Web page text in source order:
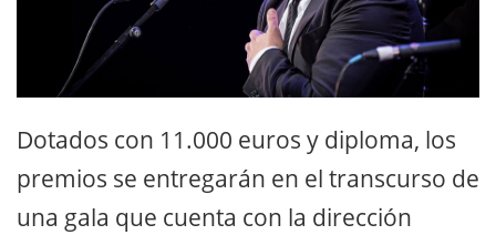
Dotados con 11.000 euros y diploma, los
premios se entregarán en el transcurso de
una gala que cuenta con la dirección